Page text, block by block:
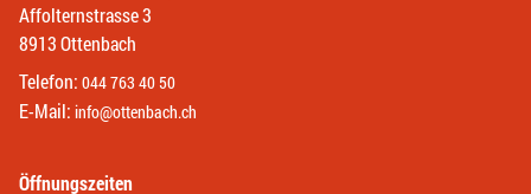
Affolternstrasse 3
8913 Ottenbach
Telefon: 044 763 40 50
E-Mail: info@ottenbach.ch
Öffnungszeiten